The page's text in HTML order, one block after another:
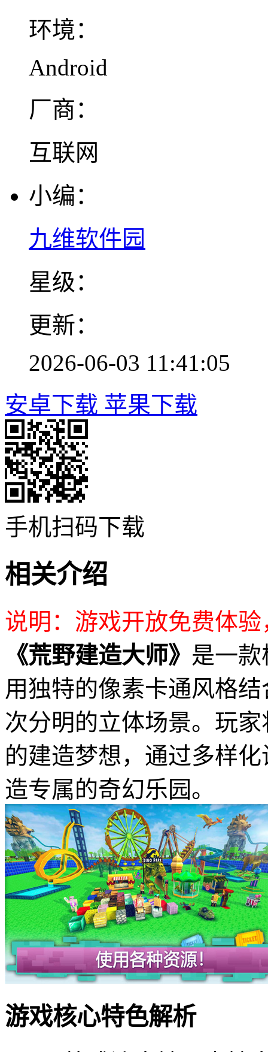
环境：
Android
厂商：
互联网
小编：
九维软件园
星级：
更新：
2026-06-03 11:41:05
安卓下载 苹果下载
手机扫码下载
相关介绍
说明：游戏开放免费体
《荒野建造大师》 是一
用独特的像素卡通风格
次分明的立体场景。玩
的建造梦想，通过多样
造专属的奇幻乐园。
游戏核心特色解析